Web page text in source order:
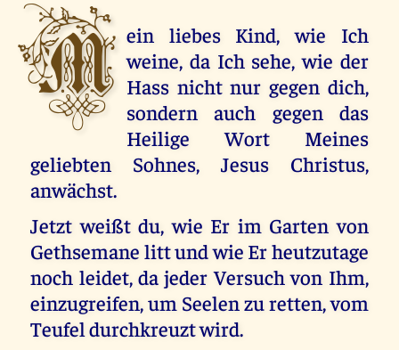
M ein liebes Kind, wie Ich
weine, da Ich sehe, wie der
Hass nicht nur gegen dich,
sondern auch gegen das
Heilige Wort Meines
geliebten Sohnes, Jesus Christus,
anwächst.
Jetzt weißt du, wie Er im Garten von
Gethsemane litt und wie Er heutzutage
noch leidet, da jeder Versuch von Ihm,
einzugreifen, um Seelen zu retten, vom
Teufel durchkreuzt wird.